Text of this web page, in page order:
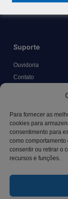
Para fornecer as
cookies para
consentimento para
como
consentir ou retirar o
recursos e funções.
Suporte
Ouvidoria
Contato
Canal LGPD e
Contato